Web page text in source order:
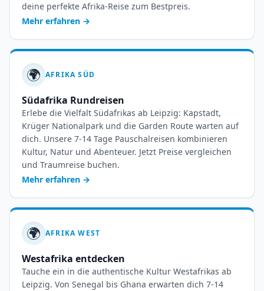
deine perfekte Afrika-Reise zum Bestpreis.
Mehr erfahren →
🌍 AFRIKA SÜD
Südafrika Rundreisen
Erlebe die Vielfalt Südafrikas ab Leipzig: Kapstadt,
Krüger Nationalpark und die Garden Route warten auf
dich. Unsere 7-14 Tage Pauschalreisen kombinieren
Kultur, Natur und Abenteuer. Jetzt Preise vergleichen
und Traumreise buchen.
Mehr erfahren →
🌍 AFRIKA WEST
Westafrika entdecken
Tauche ein in die authentische Kultur Westafrikas ab
Leipzig. Von Senegal bis Ghana erwarten dich 7-14